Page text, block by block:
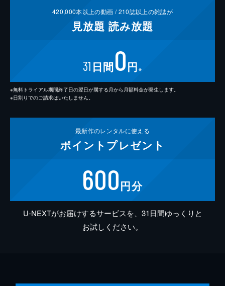
420,000本以上の動画 /210誌以上の雑誌が
見放題 読み放題
31 日間0円 ※
※無料トライアル期間終了日の翌日が属する月から月額料金が発生します。
※日割りでのご請求はいたしません。
最新作のレンタルに使える
ポイント プレゼント
600円分
U-NEXTがお届けするサービスを、31日間ゆっくりと
お試しください。